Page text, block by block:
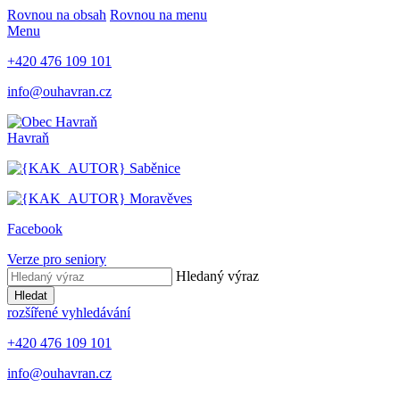
Rovnou na obsah Rovnou na menu
Menu
+420 476 109 101
info@ouhavran.cz
Havraň
Saběnice
Moravěves
Facebook
Verze pro seniory
Hledaný výraz
Hledat
rozšířené vyhledávání
+420 476 109 101
info@ouhavran.cz